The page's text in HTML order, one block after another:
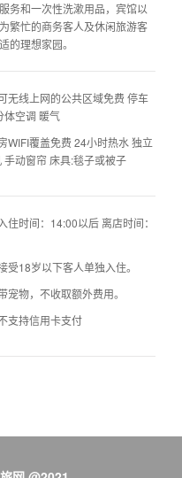
务和一次性洗漱用品，宾馆以
繁忙的商务客人及休闲旅游客
的理想家园。
无线上网的公共区域免费 停车
体空调 暖气
WIFI覆盖免费 24小时热水 独立
手动窗帘 床具:毯子或被子
住时间：14:00以后 离店时间：
受18岁以下客人单独入住。
宠物，不收取额外费用。
支持信用卡支付